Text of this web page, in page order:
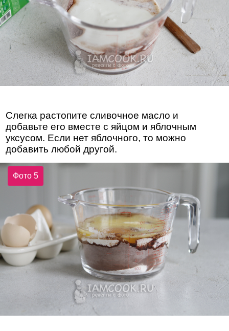
Слегка растопите сливочное масло и
добавьте его вместе с яйцом и яблочным
уксусом. Если нет яблочного, то можно
добавить любой другой.
Фото 5